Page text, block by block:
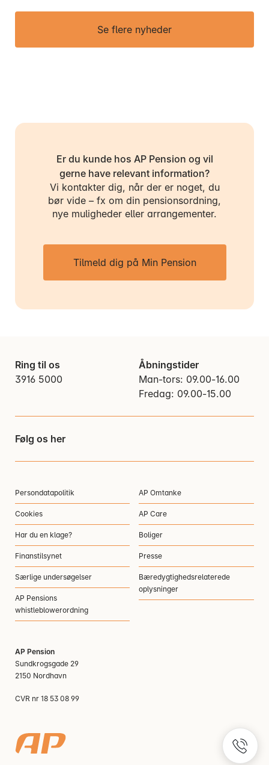
Se flere nyheder
Er du kunde hos AP Pension og vil
gerne have relevant information?
Vi kontakter dig, når der er noget, du
bør vide – fx om din pensionsordning,
nye muligheder eller arrangementer.
Tilmeld dig på Min Pension
Ring til os
3916 5000
Åbningstider
Man-tors: 09.00-16.00
Fredag: 09.00-15.00
Følg os her
Persondatapolitik
Cookies
Har du en klage?
Finanstilsynet
Særlige undersøgelser
AP Pensions
whistleblowerordning
AP Omtanke
AP Care
Boliger
Presse
Bæredygtighedsrelaterede
oplysninger
AP Pension
Sundkrogsgade 29
2150 Nordhavn
CVR nr 18 53 08 99